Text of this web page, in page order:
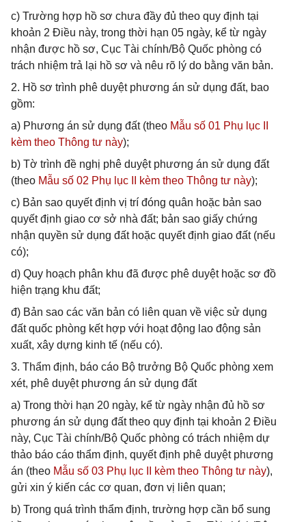
c) Trường hợp hồ sơ chưa đầy đủ theo quy định tại
khoản 2 Điều này, trong thời hạn 05 ngày, kể từ ngày
nhận được hồ sơ, Cục Tài chính/Bộ Quốc phòng có
trách nhiệm trả lại hồ sơ và nêu rõ lý do bằng văn bản.
2. Hồ sơ trình phê duyệt phương án sử dụng đất, bao
gồm:
a) Phương án sử dụng đất (theo Mẫu số 01 Phụ lục II
kèm theo Thông tư này);
b) Tờ trình đề nghị phê duyệt phương án sử dụng đất
(theo Mẫu số 02 Phụ lục II kèm theo Thông tư này);
c) Bản sao quyết định vị trí đóng quân hoặc bản sao
quyết định giao cơ sở nhà đất; bản sao giấy chứng
nhận quyền sử dụng đất hoặc quyết định giao đất (nếu
có);
d) Quy hoạch phân khu đã được phê duyệt hoặc sơ đồ
hiện trạng khu đất;
đ) Bản sao các văn bản có liên quan về việc sử dụng
đất quốc phòng kết hợp với hoạt động lao động sản
xuất, xây dựng kinh tế (nếu có).
3. Thẩm định, báo cáo Bộ trưởng Bộ Quốc phòng xem
xét, phê duyệt phương án sử dụng đất
a) Trong thời hạn 20 ngày, kể từ ngày nhận đủ hồ sơ
phương án sử dụng đất theo quy định tại khoản 2 Điều
này, Cục Tài chính/Bộ Quốc phòng có trách nhiệm dự
thảo báo cáo thẩm định, quyết định phê duyệt phương
án (theo Mẫu số 03 Phụ lục II kèm theo Thông tư này),
gửi xin ý kiến các cơ quan, đơn vị liên quan;
b) Trong quá trình thẩm định, trường hợp cần bổ sung